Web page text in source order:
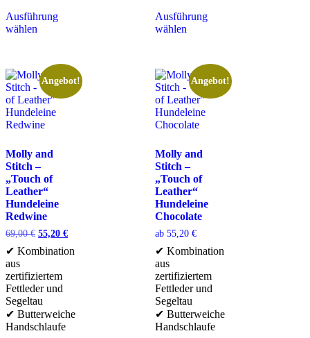
Ausführung
wählen
Ausführung
wählen
Angebot!
Molly and
Stitch –
„Touch of
Leather“
Hundeleine
Redwine
69,00€ 55,20 €
✔ Kombination
aus
zertifiziertem
Fettleder und
Segeltau
✔ Butterweiche
Handschlaufe
Angebot!
Molly and
Stitch –
„Touch of
Leather“
Hundeleine
Chocolate
ab 55,20 €
✔ Kombination
aus
zertifiziertem
Fettleder und
Segeltau
✔ Butterweiche
Handschlaufe